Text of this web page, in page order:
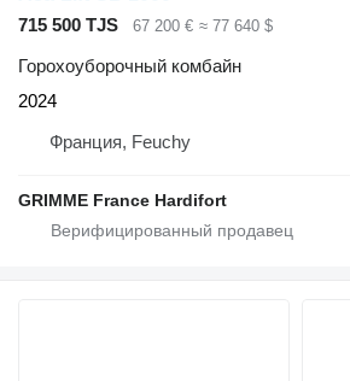
715 500 TJS
67 200 € ≈ 77 640 $
Горохоуборочный комбайн
2024
Франция, Feuchy
GRIMME France Hardifort